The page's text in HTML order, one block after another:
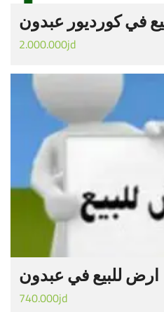
في كورديور عبدون
2.000.000jd
ارض للبيع في عبدون
740.000jd